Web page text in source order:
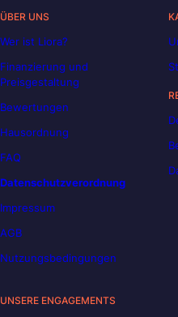
ÜBER UNS
Wer ist Liora?
Finanzierung und
Preisgestaltung
Bewertungen
Hausordnung
FAQ
Datenschutzverordnung
Impressum
AGB
Nutzungsbedingungen
UNSERE ENGAGEMENTS